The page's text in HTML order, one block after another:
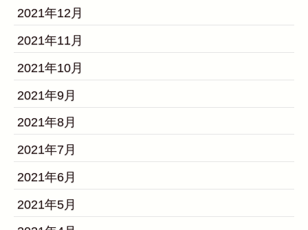
2021年12月
2021年11月
2021年10月
2021年9月
2021年8月
2021年7月
2021年6月
2021年5月